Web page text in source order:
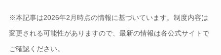
※本記事は2026年2月時点の情報に基づいています。制度内容は
変更される可能性がありますので、最新の情報は各公式サイトで
ご確認ください。